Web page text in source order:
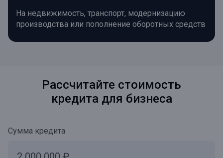
На недвижимость, транспорт, модернизацию
производства или пополнение оборотных средств
Рассчитайте стоимость
кредита для бизнеса
Сумма кредита